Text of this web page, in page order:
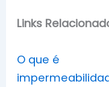
Links
O que é